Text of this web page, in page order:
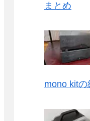
まとめ
mono kitの